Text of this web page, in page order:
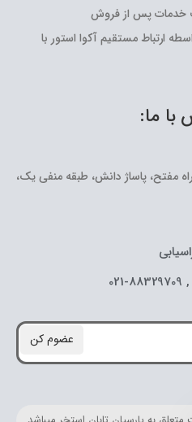
خدمات پس از فروش
ارتباط مستقیم آکوا استور با
با ما:
مفتح، پاساژ دانش، طبقه منفی یک،
عضوم کن